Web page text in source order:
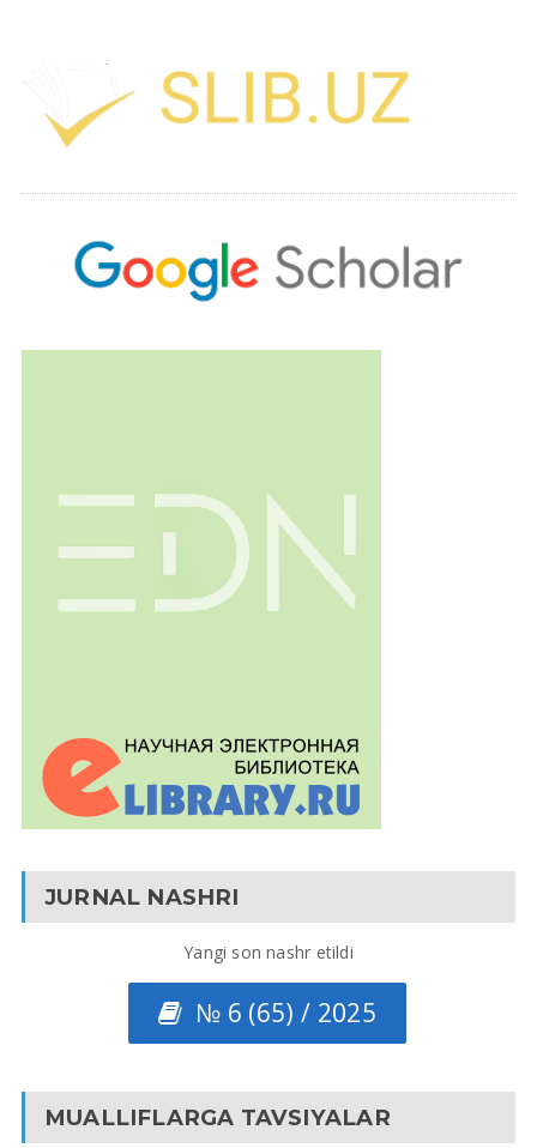
JURNAL NASHRI
Yangi son nashr etildi
№ 6 (65) / 2025
MUALLIFLARGA TAVSIYALAR